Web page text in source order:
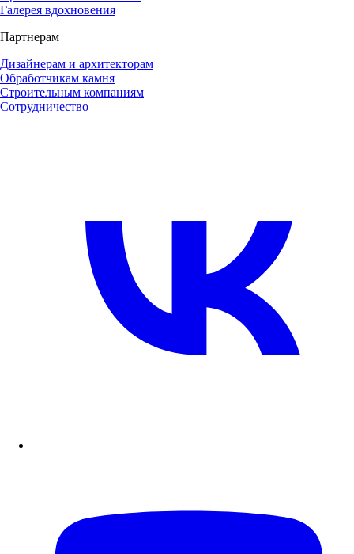
Галерея вдохновения
Партнерам
Дизайнерам и архитекторам
Обработчикам камня
Строительным компаниям
Сотрудничество